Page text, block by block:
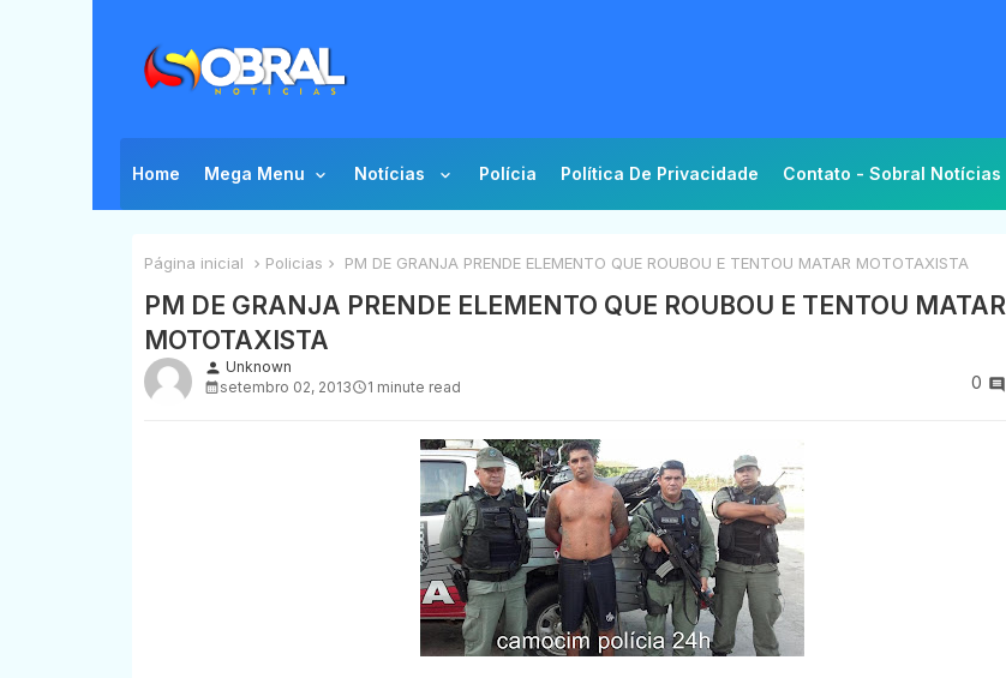
Home Mega Menu Notícias Polícia Política De Privacidade Contato - Sobral Notícias
Página inicial Policias PM DE GRANJA PRENDE ELEMENTO QUE ROUBOU E TENTOU MATAR MOTOTAXISTA
PM DE GRANJA PRENDE ELEMENTO QUE ROUBOU E TENTOU MATAR
MOTOTAXISTA
person Unknown
setembro 02, 2013
1 minute read 0